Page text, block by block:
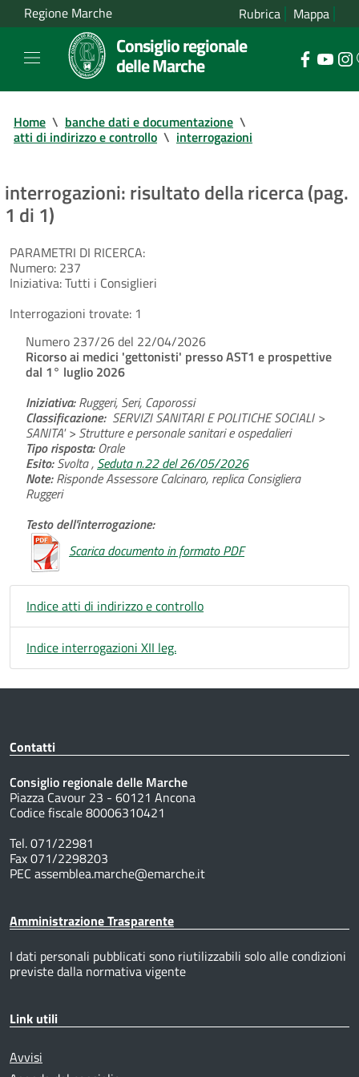
Regione Marche Rubrica Mappa
Consiglio regionale
delle Marche
Home \ banche dati e documentazione \
atti di indirizzo e controllo \ interrogazioni
interrogazioni: risultato della ricerca (pag.
1 di 1)
PARAMETRI DI RICERCA:
Numero: 237
Iniziativa:Tutti i Consiglieri
Interrogazioni trovate: 1
Numero 237/26 del 22/04/2026
Ricorso ai medici 'gettonisti' presso AST1 e prospettive
dal 1° luglio 2026
Iniziativa:Ruggeri, Seri, Caporossi
Classificazione: SERVIZI SANITARI E POLITICHE SOCIALI >
SANITA' > Strutture e personale sanitari e ospedalieri
Tipo risposta:Orale
Esito:Svolta , Seduta n.22 del 26/05/2026
Note:Risponde Assessore Calcinaro, replica Consigliera
Ruggeri
Testo dell'interrogazione:
Scarica documento in formato PDF
Indice atti di indirizzo e controllo
Indice interrogazioni XII leg.
Contatti
Consiglio regionale delle Marche
Piazza Cavour 23 - 60121 Ancona
Codice fiscale 80006310421
Tel. 071/22981
Fax 071/2298203
PEC assemblea.marche@emarche.it
Amministrazione Trasparente
I dati personali pubblicati sono riutilizzabili solo alle condizioni
previste dalla normativa vigente
Link utili
Avvisi